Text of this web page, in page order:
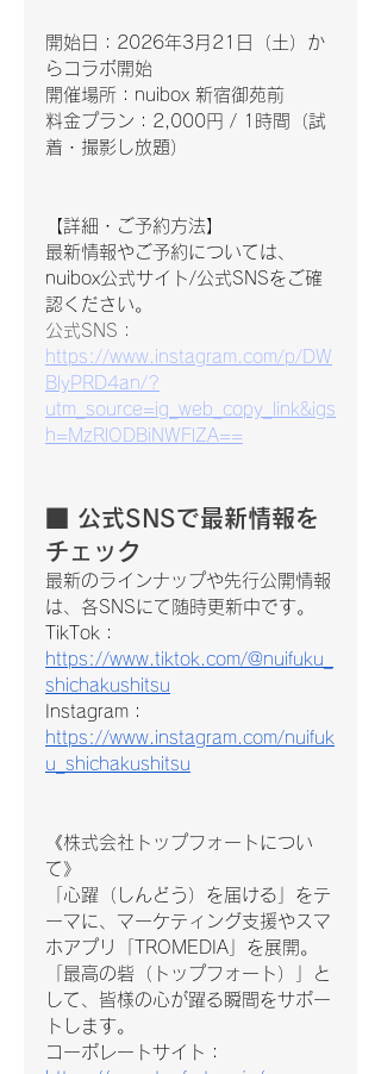
開始日：2026年3月21日（土）か
らコラボ開始
開催場所：nuibox 新宿御苑前
料金プラン：2,000円 / 1時間（試
着・撮影し放題）
【詳細・ご予約方法】
最新情報やご予約については、
nuibox公式サイト/公式SNSをご確
認ください。
公式SNS：
https://www.instagram.com/p/DW
BlyPRD4an/?
utm_source=ig_web_copy_link&igs
h=MzRlODBiNWFlZA==
■ 公式SNSで最新情報を
チェック
最新のラインナップや先行公開情報
は、各SNSにて随時更新中です。
TikTok：
https://www.tiktok.com/@nuifuku_
shichakushitsu
Instagram：
https://www.instagram.com/nuifuk
u_shichakushitsu
《株式会社トップフォートについ
て》
「心躍（しんどう）を届ける」をテ
ーマに、マーケティング支援やスマ
ホアプリ「TROMEDIA」を展開。
「最高の砦（トップフォート）」と
して、皆様の心が躍る瞬間をサポー
トします。
コーポレートサイト：